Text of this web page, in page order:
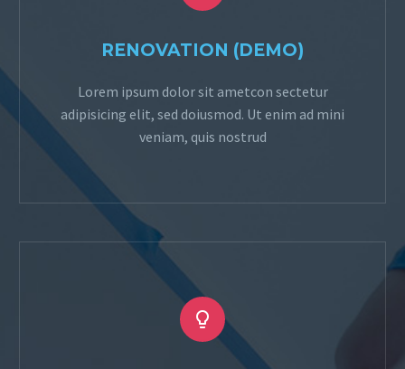
RENOVATION (DEMO)
Lorem ipsum dolor sit ametcon sectetur
adipisicing elit, sed doiusmod. Ut enim ad mini
veniam, quis nostrud

